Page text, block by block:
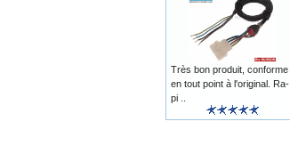
Très bon produit, conforme
en tout point à l'original. Ra-
pi ..